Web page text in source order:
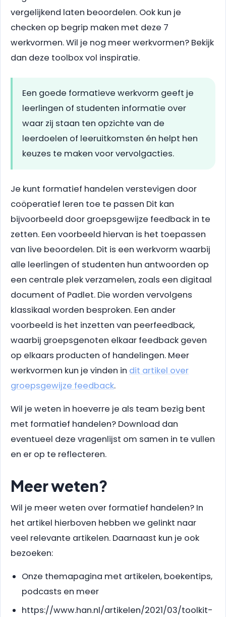
vergelijkend laten beoordelen. Ook kun je
checken op begrip maken met deze 7
werkvormen. Wil je nog meer werkvormen? Bekijk
dan deze toolbox vol inspiratie.
Een goede formatieve werkvorm geeft je
leerlingen of studenten informatie over
waar zij staan ten opzichte van de
leerdoelen of leeruitkomsten én helpt hen
keuzes te maken voor vervolgacties.
Je kunt formatief handelen verstevigen door
coöperatief leren toe te passen Dit kan
bijvoorbeeld door groepsgewijze feedback in te
zetten. Een voorbeeld hiervan is het toepassen
van live beoordelen. Dit is een werkvorm waarbij
alle leerlingen of studenten hun antwoorden op
een centrale plek verzamelen, zoals een digitaal
document of Padlet. Die worden vervolgens
klassikaal worden besproken. Een ander
voorbeeld is het inzetten van peerfeedback,
waarbij groepsgenoten elkaar feedback geven
op elkaars producten of handelingen. Meer
werkvormen kun je vinden in dit artikel over
groepsgewijze feedback.
Wil je weten in hoeverre je als team bezig bent
met formatief handelen? Download dan
eventueel deze vragenlijst om samen in te vullen
en er op te reflecteren.
Meer weten?
Wil je meer weten over formatief handelen? In
het artikel hierboven hebben we gelinkt naar
veel relevante artikelen. Daarnaast kun je ook
bezoeken:
Onze themapagina met artikelen, boekentips,
podcasts en meer
https://www.han.nl/artikelen/2021/03/toolkit-